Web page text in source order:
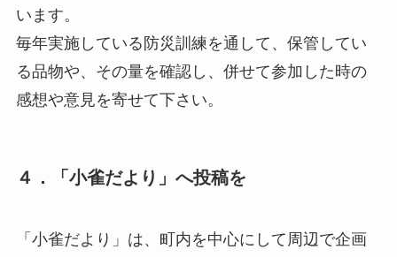
います。
毎年実施している防災訓練を通して、保管してい
る品物や、その量を確認し、併せて参加した時の
感想や意見を寄せて下さい。
４．「小雀だより」へ投稿を
「小雀だより」は、町内を中心にして周辺で企画